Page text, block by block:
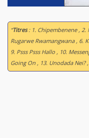
“Titres: 1. Chipembenene , 2.
Rugarwe Rwamangwana , 6.
9. Psss Psss Hallo , 10.
Going On , 13. Unodada Nei?